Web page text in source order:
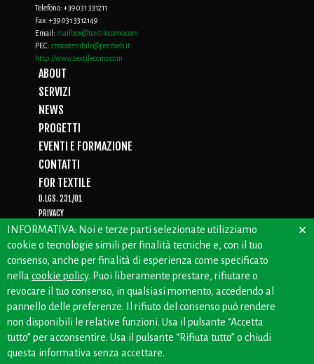
Telefono: +39 031 331211
Fax: +39 031 3312149
Email: mailbox@textilecomo.com
PEC: ctssostenibile@pecmeb.it
http://www.textilecomo.com
ABOUT
SERVIZI
NEWS
PROGETTI
EVENTI E FORMAZIONE
CONTATTI
FOR TEXTILE
D.LGS. 231/01
PRIVACY
WHISTLEBLOWING
CREDITS: OFFICINEBIANCHE
INFORMATIVA: Noi e terze parti selezionate utilizziamo
cookie o tecnologie simili per finalità tecniche e, con il tuo
consenso, anche per finalità di esperienza come specificato
nella cookie policy. Puoi liberamente prestare, rifiutare o
revocare il tuo consenso, in qualsiasi momento, accedendo al
pannello delle preferenze. Il rifiuto del consenso può rendere
non disponibili le relative funzioni. Usa il pulsante “Accetta
tutto” per acconsentire. Usa il pulsante “Rifiuta tutto” o chiudi
questa informativa senza accettare.
×